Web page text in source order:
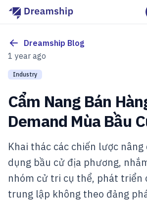
Dreamship Blog
1 year ago
Industry
Cẩm Nang Bán
Demand Mùa Bầu
Khai thác các chiến lược
dụng bầu cử địa phương,
nhóm cử tri cụ thể, phát triển
trung lập không theo đảng